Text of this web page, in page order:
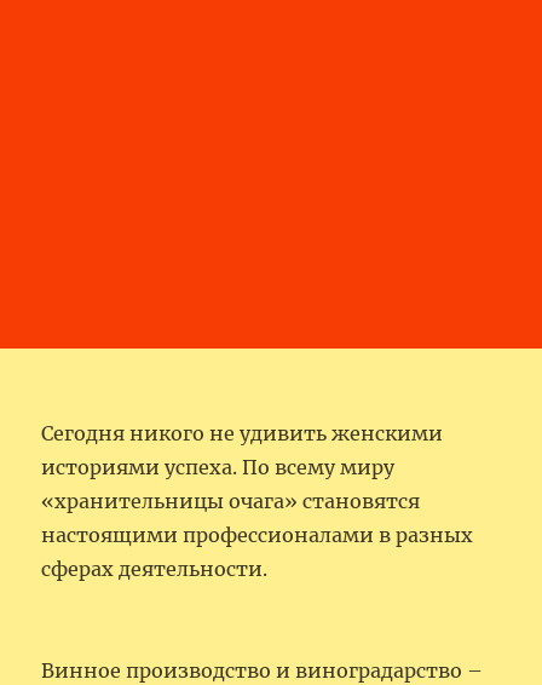
Сегодня никого не удивить женскими
историями успеха. По всему миру
«хранительницы очага» становятся
настоящими профессионалами в разных
сферах деятельности.
Винное производство и виноградарство –